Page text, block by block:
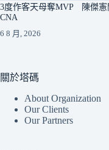
3度作客天母奪MVP 陳傑憲
CNA
6 8 月, 2026
關於塔碼
About Organization
Our Clients
Our Partners